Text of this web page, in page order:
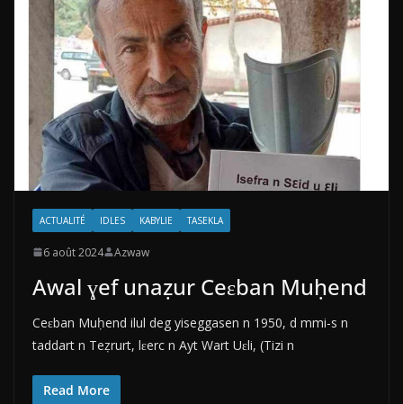
ACTUALITÉ IDLES KABYLIE TASEKLA
6 août 2024 Azwaw
Awal ɣef unaẓur Ceɛban Muḥend
Ceɛban Muḥend ilul deg yiseggasen n 1950, d mmi-s n
taddart n Teẓrurt, lɛerc n Ayt Wart Uɛli, (Tizi n
Read More